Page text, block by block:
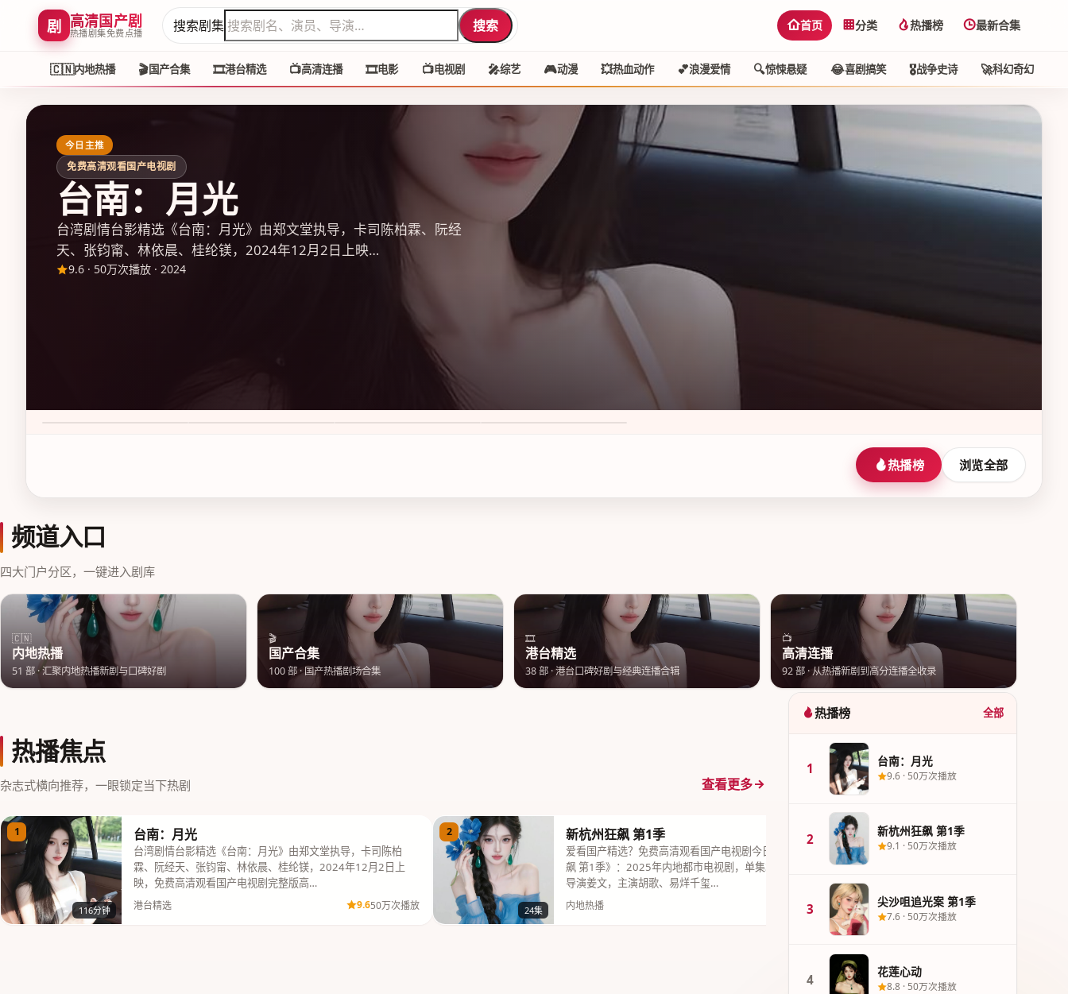
剧 高清国产剧
热播剧集免费点播 搜索剧集 搜索 首页 分类 热播榜 最新合集
🇨🇳内地热播 🎬国产合集 🎞️港台精选 📺高清连播 🎞️电影 📺电视剧 🎤综艺 🎮动漫 💥热血动作 💕浪漫爱情 🔍惊悚悬疑 😂喜剧搞笑 🎖️战争史诗 🚀科幻奇幻
今日主推
免费高清观看国产电视剧
台南：月光
台湾剧情台影精选《台南：月光》由郑文堂执导，卡司陈柏霖、阮经
天、张钧甯、林依晨、桂纶镁，2024年12月2日上映…
9.6 · 50万次播放 · 2024
9.1·50万次播放 7.6·50万次播放 8.8·50万次播放 8.7·49万次播放
热播榜 浏览全部
频道入口
四大门户分区，一键进入剧库
🇨🇳
内地热播
51 部 ·汇聚内地热播新剧与口碑好剧
🎬
国产合集
100部 ·国产热播剧场合集
🎞️
港台精选
38部 ·港台口碑好剧与经典连播合辑
📺
高清连播
92部 ·从热播新剧到高分连播全收录
热播焦点
杂志式横向推荐，一眼锁定当下热剧 查看更多
1
116分钟
台南：月光
台湾剧情台影精选《台南：月光》由郑文堂执导，卡司陈柏
霖、阮经天、张钧甯、林依晨、桂纶镁，2024年12月2日上
映，免费高清观看国产电视剧完整版高…
港台精选 9.650万次播放
2
24集
新杭州狂飙 第1季
爱看国产精选？免费高清观看国产电视剧今日力推《新杭州狂
飙 第1季》：2025年内地都市电视剧，单集38分钟超清质感。
导演姜文，主演胡歌、易烊千玺…
内地热播 50万次播放
3
19集
热播榜 全部
1 台南：月光
9.6 · 50万次播放
2 新杭州狂飙 第1季
9.1 · 50万次播放
3 尖沙咀追光案 第1季
7.6 · 50万次播放
4 花莲心动
8.8 · 50万次播放